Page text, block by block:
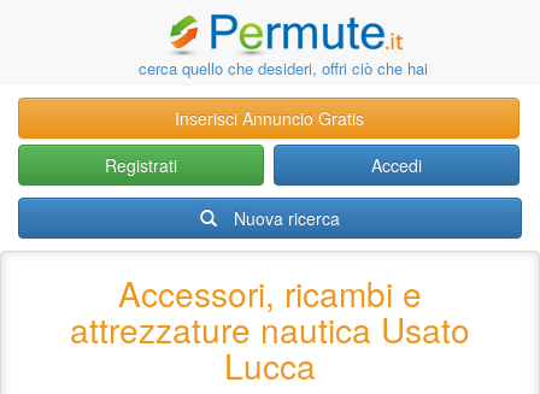
cerca quello che desideri, offri ciò che hai
Inserisci Annuncio Gratis
Registrati
Accedi
Nuova ricerca
Accessori, ricambi e
attrezzature nautica Usato
Lucca